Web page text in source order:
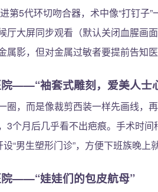
第5代环切吻合器，术中像“打钉
厅大屏同步观看（默认关闭血腥
属影，但对金属过敏者要提前告知
——“袖套式雕刻，爱美人士
圈，而是像裁剪西装一样先画线，
3个月后几乎看不出疤痕。手术时
设“男生塑形门诊”，方便下班族晚上
院——“娃娃们的包皮航母”